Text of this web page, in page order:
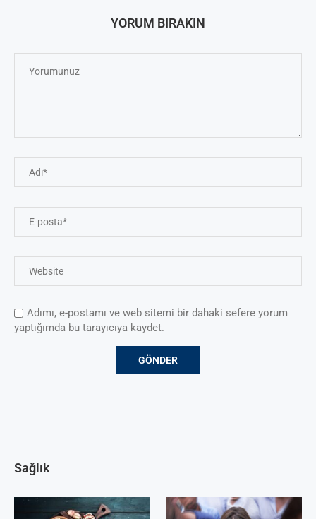
YORUM BIRAKIN
Adımı, e-postamı ve web sitemi bir dahaki sefere yorum
yaptığımda bu tarayıcıya kaydet.
Sağlık